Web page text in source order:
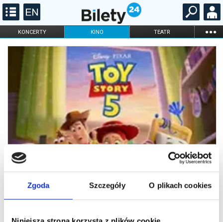
Zgoda Szczegóły O plikach cookies
KONCERTY KINO TEATR ...
FILHARMONIA OPERA I BALET
STAND-UP
ONLINE KARNETY